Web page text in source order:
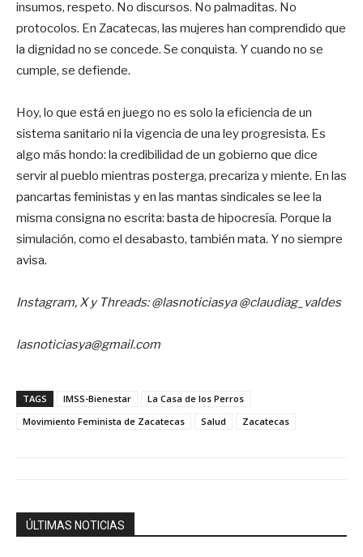
insumos, respeto. No discursos. No palmaditas. No
protocolos. En Zacatecas, las mujeres han comprendido que
la dignidad no se concede. Se conquista. Y cuando no se
cumple, se defiende.
Hoy, lo que está en juego no es solo la eficiencia de un
sistema sanitario ni la vigencia de una ley progresista. Es
algo más hondo: la credibilidad de un gobierno que dice
servir al pueblo mientras posterga, precariza y miente. En las
pancartas feministas y en las mantas sindicales se lee la
misma consigna no escrita: basta de hipocresía. Porque la
simulación, como el desabasto, también mata. Y no siempre
avisa.
Instagram, X y Threads: @lasnoticiasya @claudiag_valdes
lasnoticiasya@gmail.com
TAGS IMSS-Bienestar
La Casa de los Perros
Movimiento Feminista de Zacatecas
Salud Zacatecas
ÚLTIMAS NOTICIAS